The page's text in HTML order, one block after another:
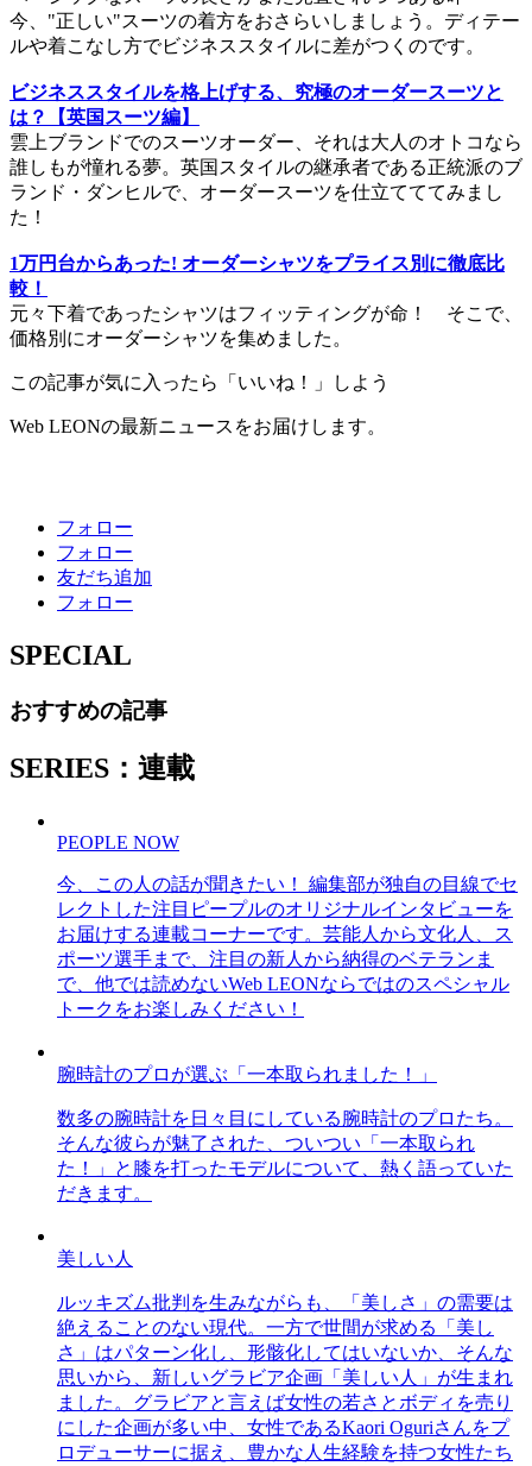
今、"正しい"スーツの着方をおさらいしましょう。ディテー
ルや着こなし方でビジネススタイルに差がつくのです。
ビジネススタイルを格上げする、究極のオーダースーツと
は？【英国スーツ編】
雲上ブランドでのスーツオーダー、それは大人のオトコなら
誰しもが憧れる夢。英国スタイルの継承者である正統派のブ
ランド・ダンヒルで、オーダースーツを仕立てててみまし
た！
1万円台からあった! オーダーシャツをプライス別に徹底比
較！
元々下着であったシャツはフィッティングが命！ そこで、
価格別にオーダーシャツを集めました。
この記事が気に入ったら「いいね！」しよう
Web LEONの最新ニュースをお届けします。
フォロー
フォロー
友だち追加
フォロー
SPECIAL
おすすめの記事
SERIES：連載
PEOPLE NOW
今、この人の話が聞きたい！ 編集部が独自の目線でセ
レクトした注目ピープルのオリジナルインタビューを
お届けする連載コーナーです。芸能人から文化人、ス
ポーツ選手まで、注目の新人から納得のベテランま
で、他では読めないWeb LEONならではのスペシャル
トークをお楽しみください！
腕時計のプロが選ぶ「一本取られました！」
数多の腕時計を日々目にしている腕時計のプロたち。
そんな彼らが魅了された、ついつい「一本取られ
た！」と膝を打ったモデルについて、熱く語っていた
だきます。
美しい人
ルッキズム批判を生みながらも、「美しさ」の需要は
絶えることのない現代。一方で世間が求める「美し
さ」はパターン化し、形骸化してはいないか、そんな
思いから、新しいグラビア企画「美しい人」が生まれ
ました。グラビアと言えば女性の若さとボディを売り
にした企画が多い中、女性であるKaori Oguriさんをプ
ロデューサーに据え、豊かな人生経験を持つ女性たち